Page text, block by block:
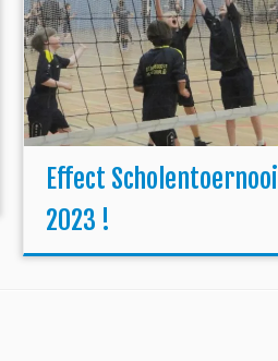
Effect Scholentoernooi
2023 !